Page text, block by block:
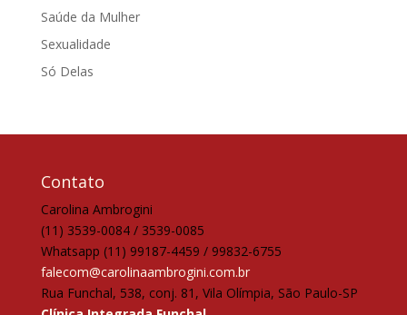
Saúde da Mulher
Sexualidade
Só Delas
Contato
Carolina Ambrogini
(11) 3539-0084 / 3539-0085
Whatsapp (11) 99187-4459 / 99832-6755
falecom@carolinaambrogini.com.br
Rua Funchal, 538, conj. 81, Vila Olímpia, São Paulo-SP